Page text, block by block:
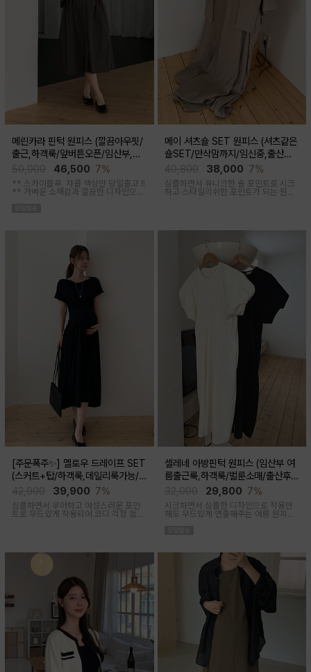
메린카라 핀턱 원피스 (깔끔아우핏/
출근,하객룩/앞버튼오픈/임산부,출
산후 착용가능)46,500 7%
** 스카이블루, 챠콜 색상만 당일출고 !!
** 가벼운 소재감과 깔끔한 디자인으로
메이 셔츠숄 SET 원피스 (셔츠같은
숄SET/만삭맘까지/임신중,출산후
38,000 7%
심플하면서 유니크한 숄 포인트로 시크
하고 스타일리쉬한 포인트가 되는 원피
[주문폭주✨] 멜로우 드레이프 SET
(스커트+탑/하객룩,데일리룩가능/
임산부,출산후 착용가능)
39,900 7%
심플하면서 우아하고 여성스러운 포인
트로 무드있게 착용되어 코디 걱정 없는
셀레네 아방핀턱 원피스 (임산부 여
름출근룩,하객룩/벌룬소매/출산후
29,800 7%
시크하면서 심플한 디자인으로 착용만
해도 무드있게 연출해주는 여름 원피스